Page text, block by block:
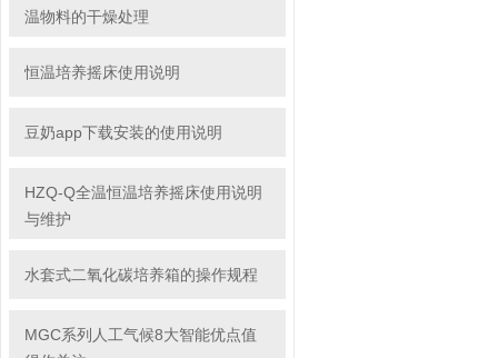
温物料的干燥处理
恒温培养摇床使用说明
豆奶app下载安装的使用说明
HZQ-Q全温恒温培养摇床使用说明
与维护
水套式二氧化碳培养箱的操作规程
MGC系列人工气候8大智能优点值